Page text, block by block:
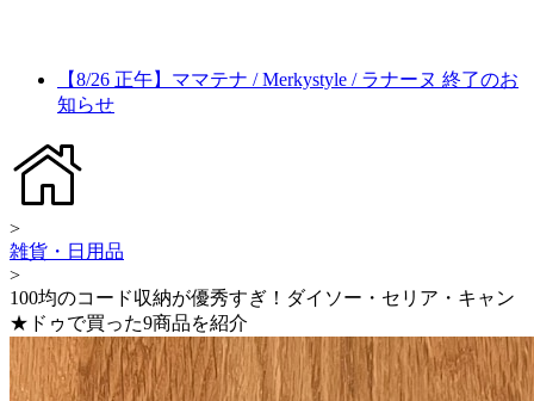
【8/26 正午】ママテナ / Merkystyle / ラナーヌ 終了のお
知らせ
>
雑貨・日用品
>
100均のコード収納が優秀すぎ！ダイソー・セリア・キャン
★ドゥで買った9商品を紹介